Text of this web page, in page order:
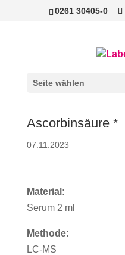
0261 30405-0
Seite wählen
Ascorbinsäure *
07.11.2023
Material:
Serum 2 ml
Methode:
LC-MS